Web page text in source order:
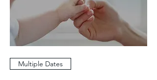
Multiple Dates